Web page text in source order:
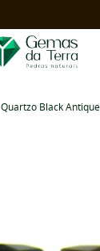
Quartzo Black